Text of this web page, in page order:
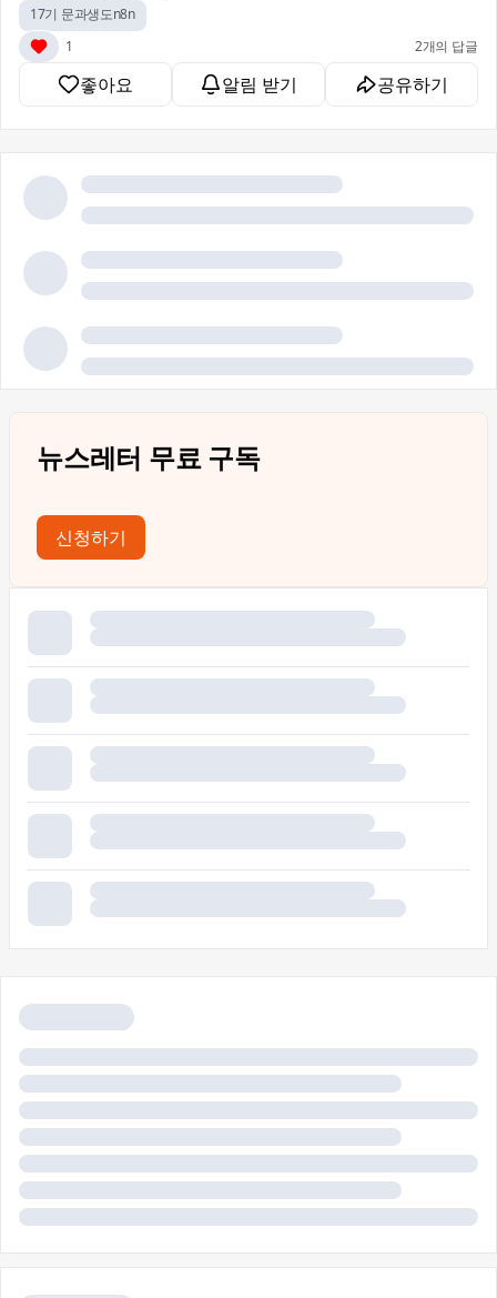
17기 문과생도n8n
1
2개의 답글
좋아요 알림 받기 공유하기
뉴스레터 무료 구독
신청하기